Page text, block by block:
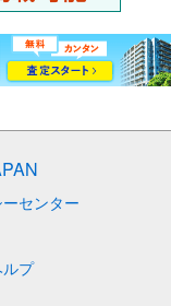
センター
プ